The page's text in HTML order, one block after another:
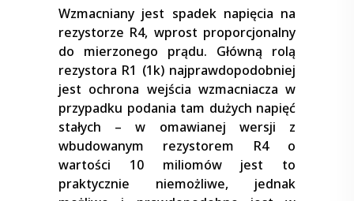
Wzmacniany jest spadek napięcia na
rezystorze R4, wprost proporcjonalny
do mierzonego prądu. Główną rolą
rezystora R1 (1k) najprawdopodobniej
jest ochrona wejścia wzmacniacza w
przypadku podania tam dużych napięć
stałych – w omawianej wersji z
wbudowanym rezystorem R4 o
wartości 10 miliomów jest to
praktycznie niemożliwe, jednak